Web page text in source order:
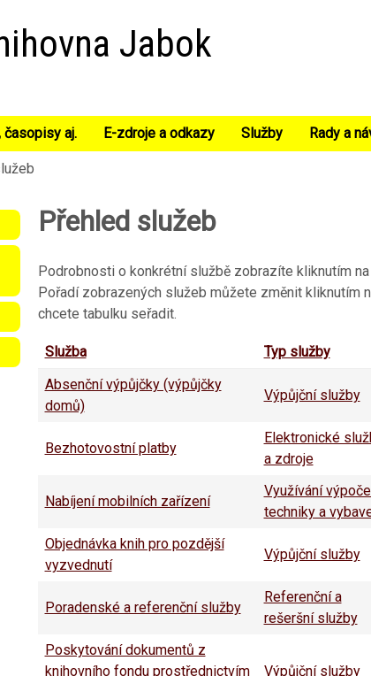
Jabok
časopisy aj. E-zdroje a odkazy Služby Rady a
Přehled služeb
Podrobnosti o konkrétní službě zobrazíte kliknutím
Pořadí zobrazených služeb můžete změnit kliknutím
chcete tabulku seřadit.
Služba Typ služby
Absenční výpůjčky (výpůjčky
domů)
Výpůjční služby
Bezhotovostní platby
Elektronické
a zdroje
Nabíjení mobilních zařízení
Využívání
techniky a
Objednávka knih pro pozdější
vyzvednutí
Výpůjční služby
Poradenské a referenční služby
Referenční a
rešeršní služby
Poskytování dokumentů z
knihovního fondu prostřednictvím
Výpůjční služby